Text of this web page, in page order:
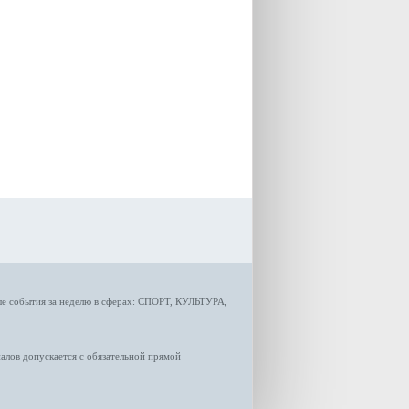
события за неделю в сферах: СПОРТ, КУЛЬТУРА,
допускается с обязательной прямой